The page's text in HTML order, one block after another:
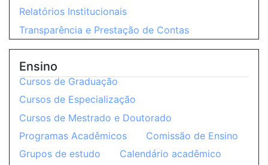
Relatórios Institucionais
Transparência e Prestação de Contas
Ensino
Cursos de Graduação
Cursos de Especialização
Cursos de Mestrado e Doutorado
Programas Acadêmicos
Comissão de Ensino
Grupos de estudo
Calendário acadêmico